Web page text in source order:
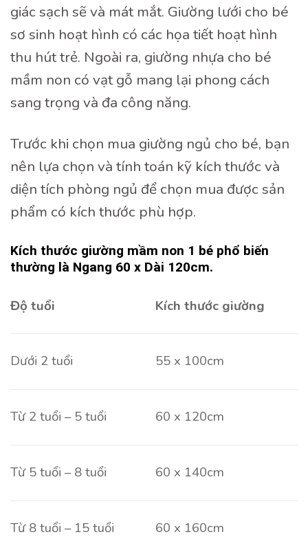
giác sạch sẽ và mát mắt. Giường lưới cho bé
sơ sinh hoạt hình có các họa tiết hoạt hình
thu hút trẻ. Ngoài ra, giường nhựa cho bé
mầm non có vạt gỗ mang lại phong cách
sang trọng và đa công năng.
Trước khi chọn mua giường ngủ cho bé, bạn
nên lựa chọn và tính toán kỹ kích thước và
diện tích phòng ngủ để chọn mua được sản
phẩm có kích thước phù hợp.
Kích thước giường mầm non 1 bé phổ biến
thường là Ngang 60 x Dài 120cm.
Độ tuổi Kích thước giường
Dưới 2 tuổi 55 x 100cm
Từ 2 tuổi – 5 tuổi 60 x 120cm
Từ 5 tuổi – 8 tuổi 60 x 140cm
Từ 8 tuổi – 15 tuổi 60 x 160cm